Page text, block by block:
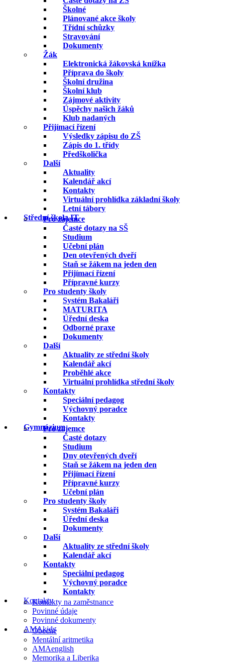
Školné
Plánované akce školy
Třídní schůzky
Stravování
Dokumenty
Žák
Elektronická žákovská knížka
Příprava do školy
Školní družina
Školní klub
Zájmové aktivity
Úspěchy našich žáků
Klub nadaných
Přijímací řízení
Výsledky zápisu do ZŠ
Zápis do 1. třídy
Předškolička
Další
Aktuality
Kalendář akcí
Kontakty
Virtuální prohlídka základní školy
Letní tábory
Střední škola IT
Pro zájemce
Časté dotazy na SŠ
Studium
Učební plán
Den otevřených dveří
Staň se žákem na jeden den
Přijímací řízení
Přípravné kurzy
Pro studenty školy
Systém Bakaláři
MATURITA
Úřední deska
Odborné praxe
Dokumenty
Další
Aktuality ze střední školy
Kalendář akcí
Proběhlé akce
Virtuální prohlídka střední školy
Kontakty
Speciální pedagog
Výchovný poradce
Kontakty
Gymnázium
Pro zájemce
Časté dotazy
Studium
Dny otevřených dveří
Staň se žákem na jeden den
Přijímací řízení
Přípravné kurzy
Učební plán
Pro studenty školy
Systém Bakaláři
Úřední deska
Dokumenty
Další
Aktuality ze střední školy
Kalendář akcí
Kontakty
Speciální pedagog
Výchovný poradce
Kontakty
Kontakty
Kontakty na zaměstnance
Povinné údaje
Povinné dokumenty
AMAkids
Obecné
Mentální aritmetika
AMAenglish
Memorika a Liberika